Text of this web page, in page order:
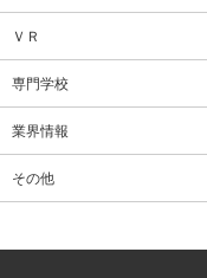
ＶＲ
専門学校
業界情報
その他